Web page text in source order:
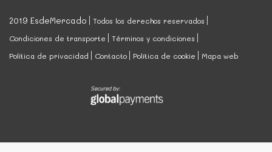
2019 EsdeMercado
Todos los derechos reservados
Condiciones de transporte
Términos y condiciones
Política de privacidad
Contacto Política de cookie Mapa web